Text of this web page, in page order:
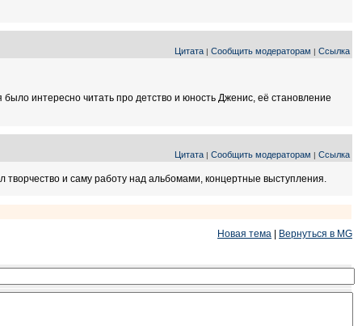
Цитата | Сообщить модераторам | Ссылка
было интересно читать про детство и юность Дженис, её становление
Цитата | Сообщить модераторам | Ссылка
и саму работу над альбомами, концертные выступления.
Новая тема Вернуться в MG